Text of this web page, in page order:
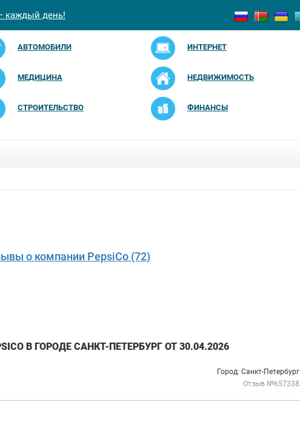
каждый день!
АВТОМОБИЛИ ИНТЕРНЕТ
МЕДИЦИНА НЕДВИЖИМОСТЬ
СТРОИТЕЛЬСТВО ФИНАНСЫ
о компании PepsiCo (72)
В ГОРОДЕ САНКТ-ПЕТЕРБУРГ ОТ 30.04.2026
Город: Санкт-Петербург
Отзыв №657338